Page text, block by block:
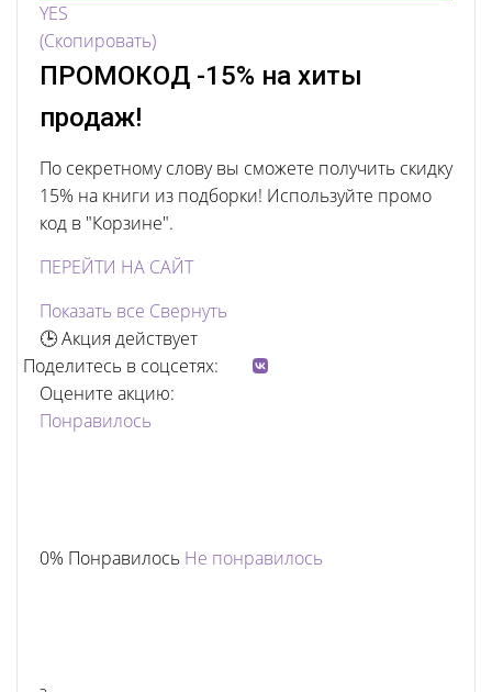
YES
(Скопировать)
ПРОМОКОД -15% на хиты
продаж!
По секретному слову вы сможете получить скидку
15% на книги из подборки! Используйте промо
код в "Корзине".
ПЕРЕЙТИ НА САЙТ
Показать все Свернуть
🕒 Акция действует
Поделитесь в соцсетях:
Оцените акцию:
Понравилось
0% Понравилось Не понравилось